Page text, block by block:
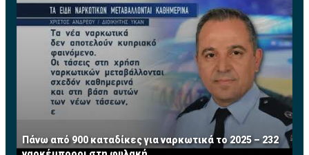
Πάνω από 900 καταδίκες για ναρκωτικά το 2025 – 232